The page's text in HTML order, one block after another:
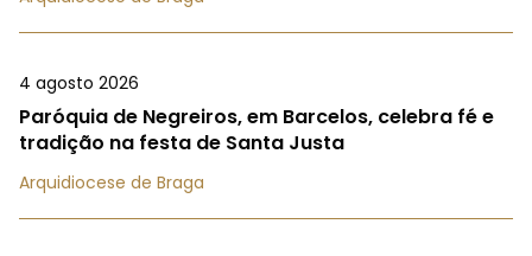
4 agosto 2026
Paróquia de Negreiros, em Barcelos, celebra fé e
tradição na festa de Santa Justa
Arquidiocese de Braga